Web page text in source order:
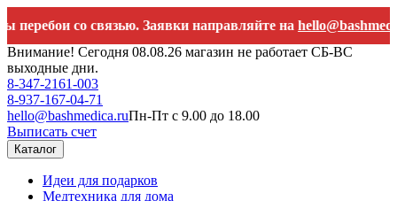
со связью. Заявки направляйте наhello@bashmedica.ru
Внимание! Сегодня 08.08.26 магазин не работает СБ-ВС
выходные дни.
8-347-2161-003
8-937-167-04-71
hello@bashmedica.ruПн-Пт с 9.00 до 18.00
Выписать счет
Каталог
Идеи для подарков
Медтехника для дома